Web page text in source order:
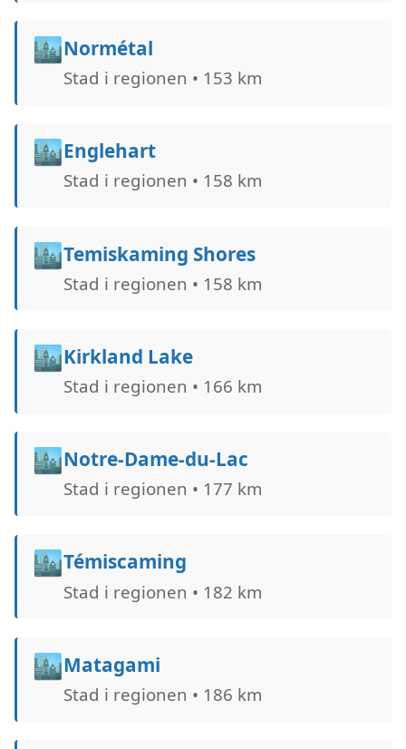
🏙️Normétal
Stad i regionen • 153 km
🏙️Englehart
Stad i regionen • 158 km
🏙️Temiskaming Shores
Stad i regionen • 158 km
🏙️Kirkland Lake
Stad i regionen • 166 km
🏙️Notre-Dame-du-Lac
Stad i regionen • 177 km
🏙️Témiscaming
Stad i regionen • 182 km
🏙️Matagami
Stad i regionen • 186 km